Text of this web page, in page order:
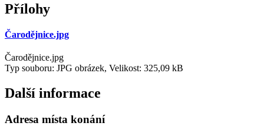
Přílohy
Čarodějnice.jpg
Čarodějnice.jpg
Typ souboru: JPG obrázek, Velikost: 325,09 kB
Další informace
Adresa místa konání